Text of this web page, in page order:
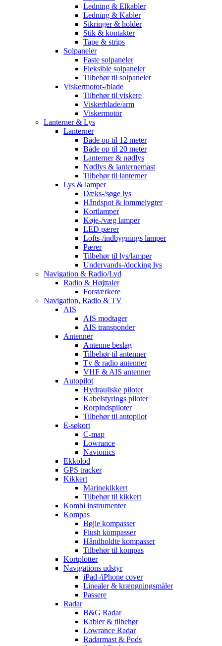
Ledning & Elkabler
Ledning & Kabler
Sikringer & holder
Stik & kontakter
Tape & strips
Solpaneler
Faste solpaneler
Fleksible solpaneler
Tilbehør til solpaneler
Viskermotor-/blade
Tilbehør til viskere
Viskerblade/arm
Viskermotor
Lanterner & Lys
Lanterner
Både op til 12 meter
Både op til 20 meter
Lanterner & nødlys
Nødlys & lanternemast
Tilbehør til lanterner
Lys & lamper
Dæks-/søge lys
Håndspot & lommelygter
Kortlamper
Køje-/væg lamper
LED pærer
Lofts-/indbygnings lamper
Pærer
Tilbehør til lys/lamper
Undervands-/docking lys
Navigation & Radio/Lyd
Radio & Højttaler
Forstærkere
Navigation, Radio & TV
AIS
AIS modtager
AIS transponder
Antenner
Antenne beslag
Tilbehør til antenner
Tv & radio antenner
VHF & AIS antenner
Autopilot
Hydrauliske piloter
Kabelstyrings piloter
Rorpindspiloter
Tilbehør til autopilot
E-søkort
C-map
Lowrance
Navionics
Ekkolod
GPS tracker
Kikkert
Marinekikkert
Tilbehør til kikkert
Kombi instrumenter
Kompas
Bøjle kompasser
Flush kompasser
Håndholdte kompasser
Tilbehør til kompas
Kortplotter
Navigations udstyr
iPad-/iPhone cover
Linealer & krængningsmåler
Passere
Radar
B&G Radar
Kabler & tilbehør
Lowrance Radar
Radarmast & Pods